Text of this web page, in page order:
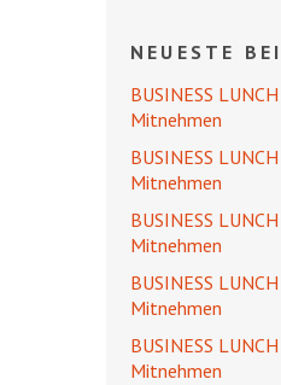
NEUESTE
BUSINESS
Mitnehmen
BUSINESS
Mitnehmen
BUSINESS
Mitnehmen
BUSINESS
Mitnehmen
BUSINESS
Mitnehmen